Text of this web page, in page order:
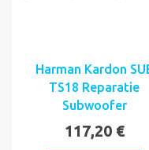
Harman Kardon
TS18 Reparatie
Subwoofer
117,20 €